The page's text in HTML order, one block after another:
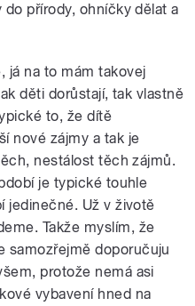
přírody, ohníčky dělat a
já na to mám takovej
děti dorůstají, tak vlastně
to, že dítě
nové zájmy a tak je
nestálost těch zájmů.
je typické touhle
jedinečné. Už v životě
Takže myslím, že
samozřejmě doporučuju
protože nemá asi
vybavení hned na